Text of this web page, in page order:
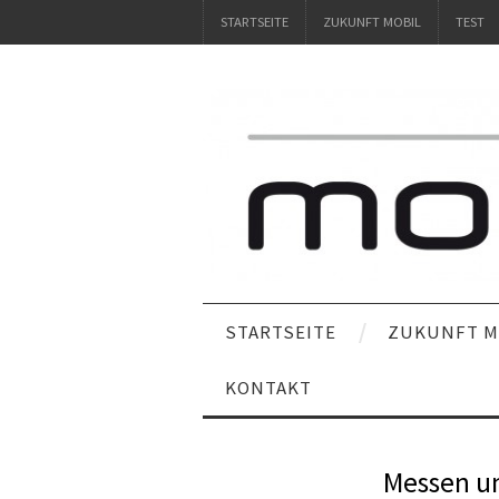
STARTSEITE ZUKUNFT MOBIL TEST
STARTSEITE ZUKUNFT
KONTAKT
Messen